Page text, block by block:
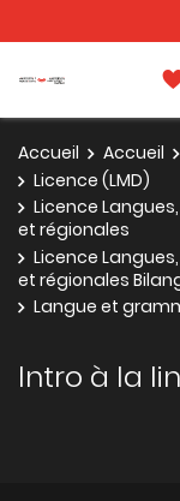
Accueil Accueil
Licence (LMD)
Licence
et régionales
Licence
et régionales
Langue et
Intro à la